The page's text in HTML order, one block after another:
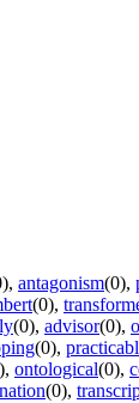
, antagonism(0),
(0),
(0), advisor(0),
(0),
, ontological(0),
(0),